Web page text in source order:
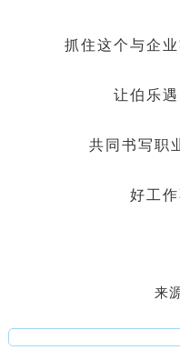
抓住这个与企
让伯乐
共同书写职
好工作
来